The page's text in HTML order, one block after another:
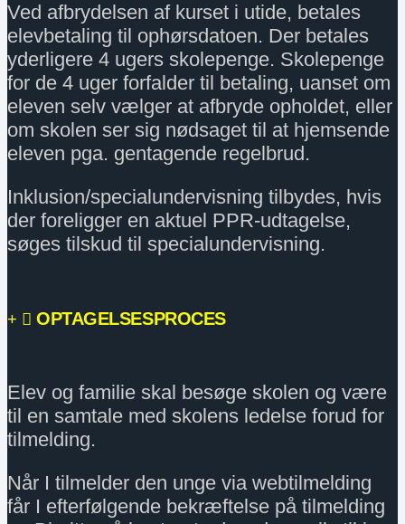
Ved afbrydelsen af kurset i utide, betales
elevbetaling til ophørsdatoen. Der betales
yderligere 4 ugers skolepenge. Skolepenge
for de 4 uger forfalder til betaling, uanset om
eleven selv vælger at afbryde opholdet, eller
om skolen ser sig nødsaget til at hjemsende
eleven pga. gentagende regelbrud.
Inklusion/specialundervisning tilbydes, hvis
der foreligger en aktuel PPR-udtagelse,
søges tilskud til specialundervisning.
OPTAGELSESPROCES
Elev og familie skal besøge skolen og være
til en samtale med skolens ledelse forud for
tilmelding.
Når I tilmelder den unge via webtilmelding
får I efterfølgende bekræftelse på tilmelding